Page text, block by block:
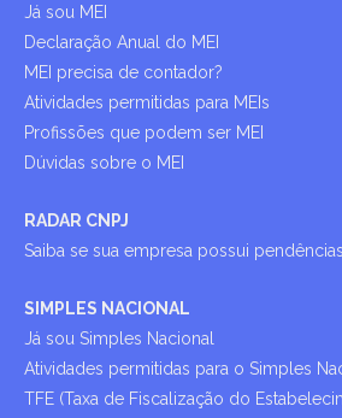
Já sou MEI
Declaração Anual do MEI
MEI precisa de contador?
Atividades permitidas para MEIs
Profissões que podem ser MEI
Dúvidas sobre o MEI
RADAR CNPJ
Saiba se sua empresa possui
SIMPLES NACIONAL
Já sou Simples Nacional
Atividades permitidas para o Simples
TFE (Taxa de Fiscalização do